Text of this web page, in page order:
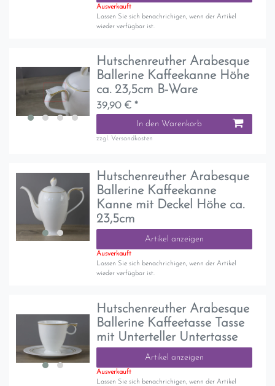
Ausverkauft
Lassen Sie sich benachrichigen, wenn der Artikel
wieder verfügbar ist.
Hutschenreuther Arabesque
Ballerine Kaffeekanne Höhe
ca. 23,5cm B-Ware
39,90 € *
In den Warenkorb
zzgl. Versandkosten
Hutschenreuther Arabesque
Ballerine Kaffeekanne
Kanne mit Deckel Höhe ca.
23,5cm
Artikel anzeigen
Ausverkauft
Lassen Sie sich benachrichigen, wenn der Artikel
wieder verfügbar ist.
Hutschenreuther Arabesque
Ballerine Kaffeetasse Tasse
mit Unterteller Untertasse
Artikel anzeigen
Ausverkauft
Lassen Sie sich benachrichigen, wenn der Artikel